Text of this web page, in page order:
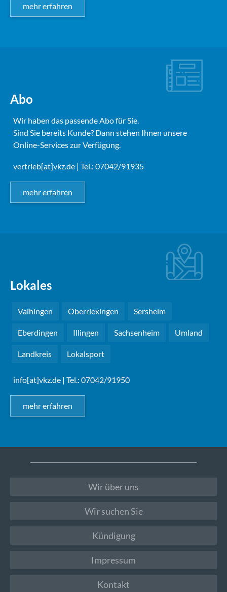
mehr erfahren
Abo
Wir haben das passende Abo für Sie.
Sind Sie bereits Kunde? Dann stehen Ihnen unsere
Online-Services zur Verfügung.
vertrieb[at]vkz.de | Tel.: 07042/91935
mehr erfahren
Lokales
Vaihingen Oberriexingen Sersheim
Eberdingen Illingen Sachsenheim Umland
Landkreis Lokalsport
info[at]vkz.de | Tel.: 07042/91950
mehr erfahren
Wir über uns
Wir suchen Sie
Kündigung
Impressum
Kontakt